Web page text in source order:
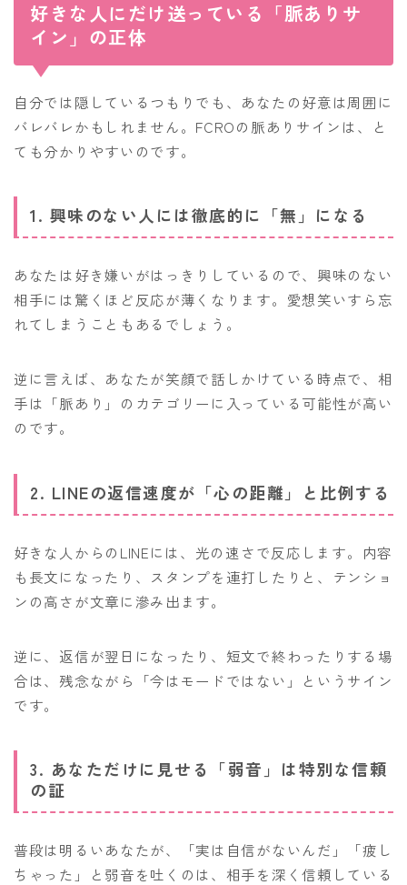
好きな人にだけ送っている「脈ありサ
イン」の正体
自分では隠しているつもりでも、あなたの好意は周囲に
バレバレかもしれません。FCROの脈ありサインは、と
ても分かりやすいのです。
1. 興味のない人には徹底的に「無」になる
あなたは好き嫌いがはっきりしているので、興味のない
相手には驚くほど反応が薄くなります。愛想笑いすら忘
れてしまうこともあるでしょう。
逆に言えば、あなたが笑顔で話しかけている時点で、相
手は「脈あり」のカテゴリーに入っている可能性が高い
のです。
2. LINEの返信速度が「心の距離」と比例する
好きな人からのLINEには、光の速さで反応します。内容
も長文になったり、スタンプを連打したりと、テンショ
ンの高さが文章に滲み出ます。
逆に、返信が翌日になったり、短文で終わったりする場
合は、残念ながら「今はモードではない」というサイン
です。
3. あなただけに見せる「弱音」は特別な信頼
の証
普段は明るいあなたが、「実は自信がないんだ」「疲し
ちゃった」と弱音を吐くのは、相手を深く信頼している